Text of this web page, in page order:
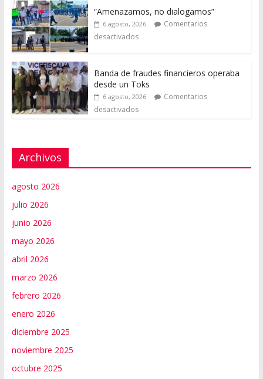
“Amenazamos, no dialogamos”
6 agosto, 2026
Comentarios
desactivados
Banda de fraudes financieros operaba
desde un Toks
6 agosto, 2026
Comentarios
desactivados
Archivos
agosto 2026
julio 2026
junio 2026
mayo 2026
abril 2026
marzo 2026
febrero 2026
enero 2026
diciembre 2025
noviembre 2025
octubre 2025